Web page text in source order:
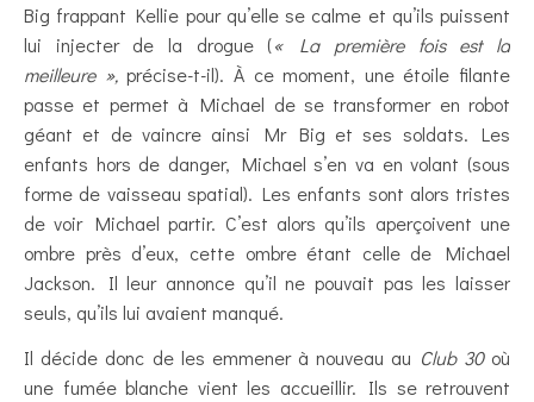
Big frappant Kellie pour qu’elle se calme et qu’ils puissent
lui injecter de la drogue (« La première fois est la
meilleure »,précise-t-il). À ce moment, une étoile filante
passe et permet à Michael de se transformer en robot
géant et de vaincre ainsi Mr Big et ses soldats. Les
enfants hors de danger, Michael s’en va en volant (sous
forme de vaisseau spatial). Les enfants sont alors tristes
de voir Michael partir. C’est alors qu’ils aperçoivent une
ombre près d’eux, cette ombre étant celle de Michael
Jackson. Il leur annonce qu’il ne pouvait pas les laisser
seuls, qu’ils lui avaient manqué.
Il décide donc de les emmener à nouveau au Club 30où
une fumée blanche vient les accueillir. Ils se retrouvent